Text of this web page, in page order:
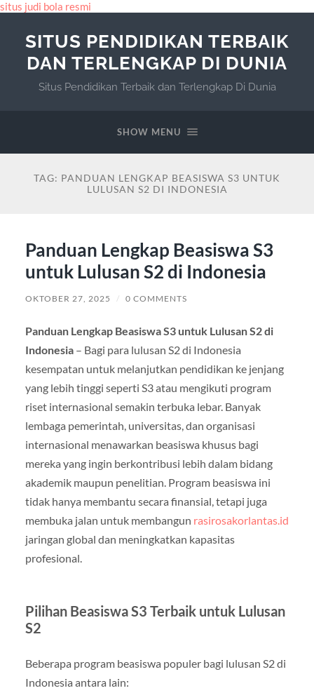
situs judi bola resmi
SITUS PENDIDIKAN TERBAIK
DAN TERLENGKAP DI DUNIA
Situs Pendidikan Terbaik dan Terlengkap Di Dunia
SHOW MENU
TAG: PANDUAN LENGKAP BEASISWA S3 UNTUK
LULUSAN S2 DI INDONESIA
Panduan Lengkap Beasiswa S3
untuk Lulusan S2 di Indonesia
OKTOBER 27, 2025 / 0 COMMENTS
Panduan Lengkap Beasiswa S3 untuk Lulusan S2 di
Indonesia– Bagi para lulusan S2 di Indonesia
kesempatan untuk melanjutkan pendidikan ke jenjang
yang lebih tinggi seperti S3 atau mengikuti program
riset internasional semakin terbuka lebar. Banyak
lembaga pemerintah, universitas, dan organisasi
internasional menawarkan beasiswa khusus bagi
mereka yang ingin berkontribusi lebih dalam bidang
akademik maupun penelitian. Program beasiswa ini
tidak hanya membantu secara finansial, tetapi juga
membuka jalan untuk membangun rasirosakorlantas.id
jaringan global dan meningkatkan kapasitas
profesional.
Pilihan Beasiswa S3 Terbaik untuk Lulusan
S2
Beberapa program beasiswa populer bagi lulusan S2 di
Indonesia antara lain: